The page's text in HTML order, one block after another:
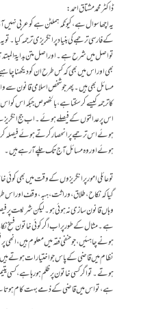
ڈاکٹر محمد مشتاق احمد:
یہ اچھا سوال ہے، کیونکہ ہملٹن ہے کو عربی
کے فارسی ترجمے کی بنیاد پر انگریزی ترجمہ
تو اصل میں شرح ہے۔ اور اصل متن بدایۃ
بھی اور اس میں بھی کہ کس طرح ان کو دیکھنا
مسائل بھی ہیں۔ پھر جو شخص اسلامی قانون سے
کا ترجمہ کیسے کر سکتا ہے، بالخصوص جبکہ اس کو
اس پر عدالتوں کے فیصلے ہوئے۔ اب جج انگریز
ہوئے اس ترجمے پر انحصار کرتے ہوئے فیصلہ
ہوئے اور وہ مسائل آج تک چلے آ رہے ہیں۔
تو عائلی امور پر انگریزوں کے وقت میں بھی کوئی
گیا کہ نکاح، طلاق، وراثت، ہبہ، وقف اور اس
وہاں قانون سازی نہ ہوئی ہو۔ لیکن شریعت پر
ہے۔مثال کے طور پر اب اگر کوئی خاتون فسخِ
ہونے چاہئیں، جو حنفی فقہ میں معلوم ہیں،
نظام میں قاضی کے پاس جو اختیارات ہوتے
ہوتے۔ تو اگر کسی خاتون پر ظلم ہو رہا ہے، کسی
ہے، تو اس میں قاضی کے ذمے بہت کام ہوتا